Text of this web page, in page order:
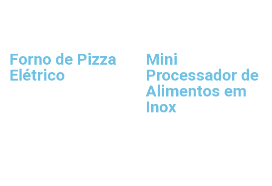
Forno de Pizza
Elétrico
Mini
Processador de
Alimentos em
Inox